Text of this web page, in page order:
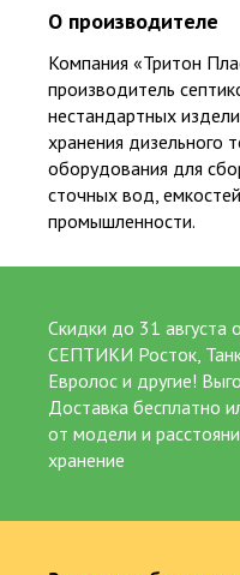
О производителе
Компания «Тритон
производитель
нестандартных
хранения дизельного
оборудования для
сточных вод,
промышленности.
Скидки до 31
СЕПТИКИ Росток,
Евролос и другие!
Доставка бесплатно
от модели и
хранение